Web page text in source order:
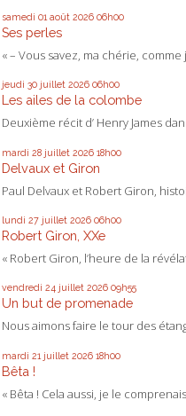
samedi 01 août 2026 06h00
Ses perles
« – Vous savez, ma chérie, comme
jeudi 30 juillet 2026 06h00
Les ailes de la colombe
Deuxième récit d’ Henry James
mardi 28 juillet 2026 18h00
Delvaux et Giron
Paul Delvaux et Robert Giron,
lundi 27 juillet 2026 06h00
Robert Giron, XXe
« Robert Giron, l’heure de la
vendredi 24 juillet 2026 09h55
Un but de promenade
Nous aimons faire le tour des
mardi 21 juillet 2026 18h00
Bêta !
« Bêta ! Cela aussi, je le